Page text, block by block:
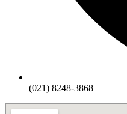
(021) 8248-3868